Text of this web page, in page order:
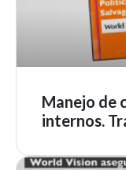
Manejo de
internos.